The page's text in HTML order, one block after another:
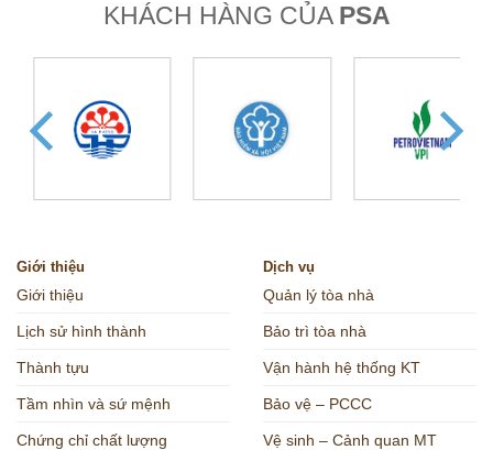
KHÁCH HÀNG CỦA PSA
Giới thiệu
Giới thiệu
Lịch sử hình thành
Thành tựu
Tầm nhìn và sứ mệnh
Chứng chỉ chất lượng
Dịch vụ
Quản lý tòa nhà
Bảo trì tòa nhà
Vận hành hệ thống KT
Bảo vệ – PCCC
Vệ sinh – Cảnh quan MT